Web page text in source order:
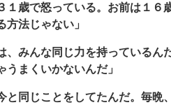
１歳で怒っている。お前は１６
法じゃない」
、みんな同じ力を持っているん
まくいかないんだ」
と同じことをしてたんだ。毎晩